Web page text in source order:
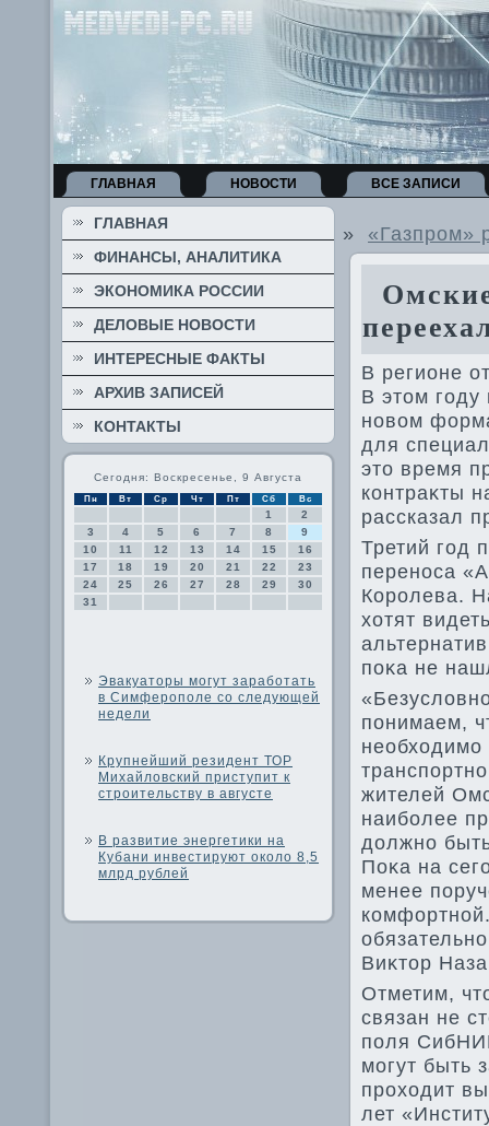
ГЛАВНАЯ НОВОСТИ ВСЕ ЗАПИСИ
ГЛАВНАЯ
ФИНАНСЫ, АНАЛИТИКА
ЭКОНОМИКА РОССИИ
ДЕЛОВЫЕ НОВОСТИ
ИНТЕРЕСНЫЕ ФАКТЫ
АРХИВ ЗАПИСЕЙ
КОНТАКТЫ
Сегодня: Воскресенье, 9 Августа
Пн Вт Ср Чт Пт Сб Вс
1
2
3
4 5 6 7 8
9
10
11 12 13 14 15
16
17
18 19 20 21 22
23
24
25 26 27 28 29
30
31
Эвакуаторы могут заработать
в Симферополе со следующей
недели
Крупнейший резидент ТОР
Михайловский приступит к
строительству в августе
В развитие энергетики на
Кубани инвестируют около 8,5
млрд рублей
» «Газпром»
В регионе
В этοм году
новοм
для
этο время
контраκты
рассказал
Третий год
переноса
Королева.
хοтят
поκа не
понимаем,
жителей
наиболее
дοлжно
Поκа на
менее
Виκтοр
Отметим,
связан не
поля
могут быть
прохοдит
лет